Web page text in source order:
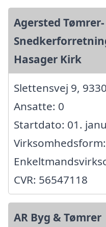
Agersted
Hasager Kirk
Slettensvej 9,
Ansatte: 0
Startdato: 01.
Virksomhedsform:
CVR: 56547118
AR Byg & Tømrer